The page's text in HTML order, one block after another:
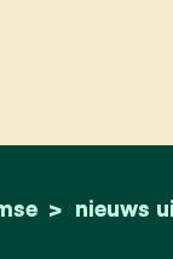
home nieuws